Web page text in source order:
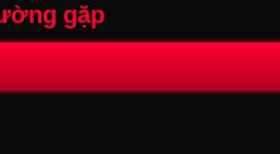
gặp